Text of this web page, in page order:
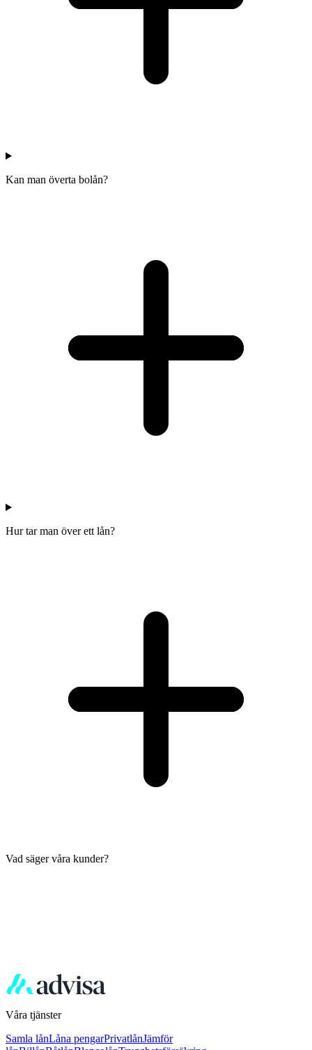
Kan man överta bolån?
Hur tar man över ett lån?
Vad säger våra kunder?
Våra tjänster
Samla lånLåna pengarPrivatlånJämför